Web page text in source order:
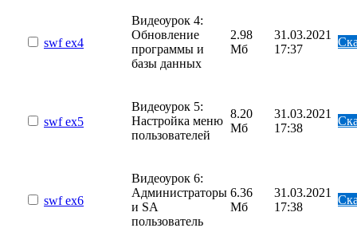
swf ex4
Видеоурок 4:
Обновление
программы и
базы данных
2.98
Мб
31.03.2021
17:37
swf ex5
Видеоурок 5:
Настройка меню
пользователей
8.20
Мб
31.03.2021
17:38
swf ex6
Видеоурок 6:
Администраторы
и SA
пользователь
6.36
Мб
31.03.2021
17:38